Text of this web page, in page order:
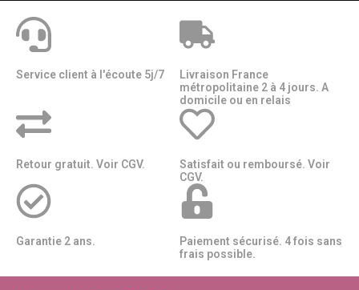
Service client à l'écoute 5j/7
Livraison France
métropolitaine 2 à 4 jours. A
domicile ou en relais​​
Retour gratuit. Voir CGV.
Satisfait ou remboursé. Voir
CGV.
Garantie 2 ans.
Paiement sécurisé. 4 fois sans
frais possible.